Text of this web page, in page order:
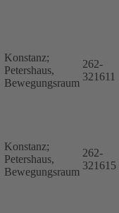
Konstanz;
Petershaus,
Bewegungsraum
262-
321611
Konstanz;
Petershaus,
Bewegungsraum
262-
321615